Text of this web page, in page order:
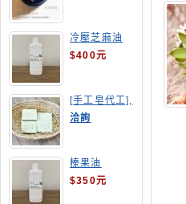
冷壓芝麻油
$400元
[手工皂代工],
酪梨手工皂
洽詢
榛果油
$350元